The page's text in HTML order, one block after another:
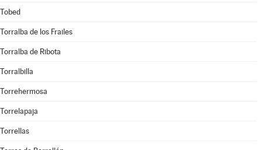
Tobed
Torralba de los Frailes
Torralba de Ribota
Torralbilla
Torrehermosa
Torrelapaja
Torrellas